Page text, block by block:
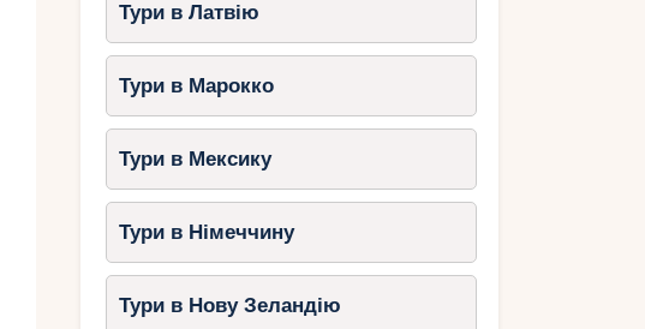
Тури в Латвію
Тури в Марокко
Тури в Мексику
Тури в Німеччину
Тури в Нову Зеландію